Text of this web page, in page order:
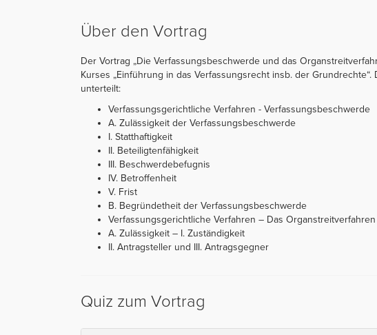
Über den Vortrag
Der Vortrag „Die Verfassungsbeschwerde und das
Kurses „Einführung in das Verfassungsrecht insb. der
unterteilt:
Verfassungsgerichtliche Verfahren - Verfassungsbeschwerde
A. Zulässigkeit der Verfassungsbeschwerde
I. Statthaftigkeit
II. Beteiligtenfähigkeit
III. Beschwerdebefugnis
IV. Betroffenheit
V. Frist
B. Begründetheit der Verfassungsbeschwerde
Verfassungsgerichtliche Verfahren – Das Organstreitverfahren
A. Zulässigkeit – I. Zuständigkeit
II. Antragsteller und III. Antragsgegner
Quiz zum Vortrag